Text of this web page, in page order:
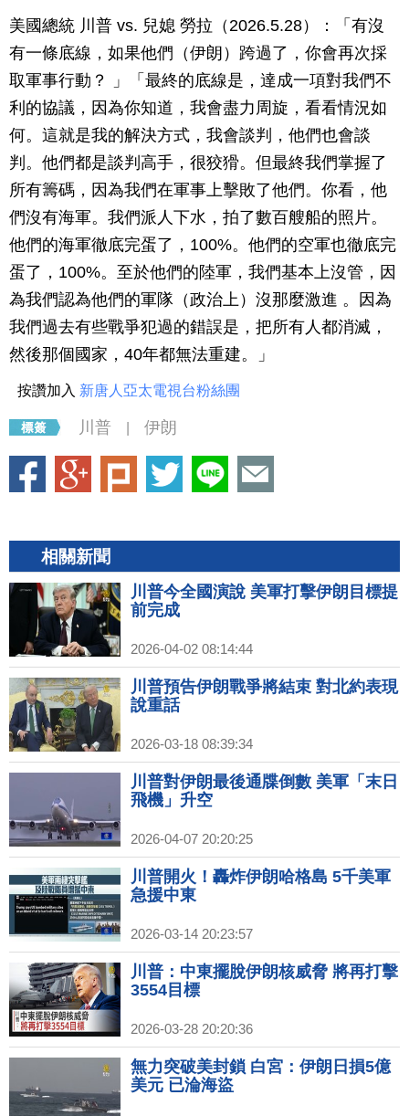
美國總統 川普 vs. 兒媳 勞拉（2026.5.28）：「有沒
有一條底線，如果他們（伊朗）跨過了，你會再次採
取軍事行動？ 」「最終的底線是，達成一項對我們不
利的協議，因為你知道，我會盡力周旋，看看情況如
何。這就是我的解決方式，我會談判，他們也會談
判。他們都是談判高手，很狡猾。但最終我們掌握了
所有籌碼，因為我們在軍事上擊敗了他們。你看，他
們沒有海軍。我們派人下水，拍了數百艘船的照片。
他們的海軍徹底完蛋了，100%。他們的空軍也徹底完
蛋了，100%。至於他們的陸軍，我們基本上沒管，因
為我們認為他們的軍隊（政治上）沒那麼激進 。因為
我們過去有些戰爭犯過的錯誤是，把所有人都消滅，
然後那個國家，40年都無法重建。」
按讚加入 新唐人亞太電視台粉絲團
川普 伊朗
相關新聞
川普今全國演說 美軍打擊伊朗目標提
前完成
2026-04-02 08:14:44
川普預告伊朗戰爭將結束 對北約表現
說重話
2026-03-18 08:39:34
川普對伊朗最後通牒倒數 美軍「末日
飛機」升空
2026-04-07 20:20:25
川普開火！轟炸伊朗哈格島 5千美軍
急援中東
2026-03-14 20:23:57
川普：中東擺脫伊朗核威脅 將再打擊
3554目標
2026-03-28 20:20:36
無力突破美封鎖 白宮：伊朗日損5億
美元 已淪海盜